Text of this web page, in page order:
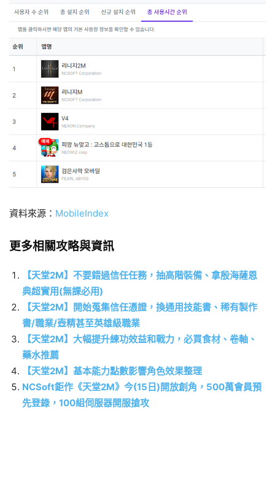
資料來源： MobileIndex
更多相關攻略與資訊
【天堂2M】不要錯過信任任務，抽高階裝備、拿殷海薩恩
典超實用(無課必用)
【天堂2M】開始蒐集信任憑證，換通用技能書、稀有製作
書/職業/壺精甚至英雄級職業
【天堂2M】大幅提升練功效益和戰力，必買食材、卷軸、
藥水推薦
【天堂2M】基本能力點數影響角色效果整理
NCSoft鉅作《天堂2M》今(15日)開放創角，500萬會員預
先登錄，100組伺服器開服搶攻